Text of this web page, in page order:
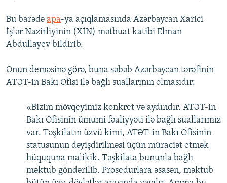
Bu barədə apa-ya açıqlamasında Azərbaycan Xarici
İşlər Nazirliyinin (XİN) mətbuat katibi Elman
Abdullayev bildirib.
Onun deməsinə görə, buna səbəb Azərbaycan tərəfinin
ATƏT-in Bakı Ofisi ilə bağlı suallarının olmasıdır:
«Bizim mövqeyimiz konkret və aydındır. ATƏT-in
Bakı Ofisinin ümumi fəaliyyəti ilə bağlı suallarımız
var. Təşkilatın üzvü kimi, ATƏT-in Bakı Ofisinin
statusunun dəyişdirilməsi üçün müraciət etmək
hüququna malikik. Təşkilata bununla bağlı
məktub göndərilib. Prosedurlara əsasən, məktub